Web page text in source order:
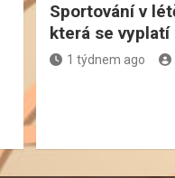
Sportování v
která se
1 týdnem ago